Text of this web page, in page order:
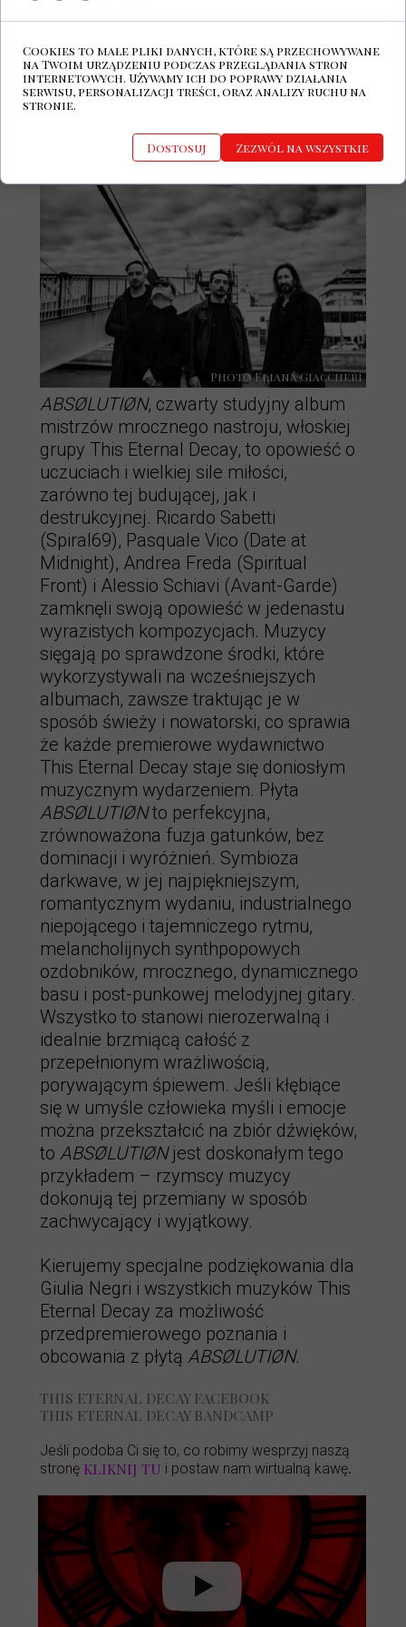
Photo Eliana Giaccheri
rozkoszy, nie czujesz jego miękkości i
ciepła, ktoś zamyka oczy i całuje twoją
pustkę. Cierpisz, miłość od prawieków
i na zawsze spleciona z bólem i
udręką, szepczesz – zagubiłem się w
tobie – odkrywasz swoje pragnienia i
szukasz rozgrzeszenia.
ABSØLUTIØN, czwarty studyjny album
mistrzów mrocznego nastroju, włoskiej
grupy This Eternal Decay, to opowieść o
uczuciach i wielkiej sile miłości,
zarówno tej budującej, jak i
destrukcyjnej. Ricardo Sabetti
(Spiral69), Pasquale Vico (Date at
Midnight), Andrea Freda (Spiritual
Front) i Alessio Schiavi (Avant-Garde)
zamknęli swoją opowieść w jedenastu
wyrazistych kompozycjach. Muzycy
sięgają po sprawdzone środki, które
wykorzystywali na wcześniejszych
albumach, zawsze traktując je w
sposób świeży i nowatorski, co sprawia
że każde premierowe wydawnictwo
This Eternal Decay staje się doniosłym
muzycznym wydarzeniem. Płyta
ABSØLUTIØNto perfekcyjna,
zrównoważona fuzja gatunków, bez
dominacji i wyróżnień. Symbioza
darkwave, w jej najpiękniejszym,
romantycznym wydaniu, industrialnego
niepojącego i tajemniczego rytmu,
melancholijnych synthpopowych
ozdobników, mrocznego, dynamicznego
basu i post-punkowej melodyjnej gitary.
Wszystko to stanowi nierozerwalną i
idealnie brzmiącą całość z
przepełnionym wrażliwością,
porywającym śpiewem. Jeśli kłębiące
się w umyśle człowieka myśli i emocje
można przekształcić na zbiór dźwięków,
to ABSØLUTIØNjest doskonałym tego
przykładem – rzymscy muzycy
dokonują tej przemiany w sposób
zachwycający i wyjątkowy.
Kierujemy specjalne podziękowania dla
Giulia Negri i wszystkich muzyków This
Eternal Decay za możliwość
przedpremierowego poznania i
obcowania z płytą ABSØLUTIØN.
THIS ETERNAL DECAY FACEBOOK
THIS ETERNAL DECAY BANDCAMP
Jeśli podoba Ci się to, co robimy wesprzyj naszą
stronę KLIKNIJ TU i postaw nam wirtualną kawę.
Cookies to małe pliki danych, które są przechowywane
na Twoim urządzeniu podczas przeglądania stron
internetowych. Używamy ich do poprawy działania
serwisu, personalizacji treści, oraz analizy ruchu na
stronie.
Dostosuj Zezwól na wszystkie